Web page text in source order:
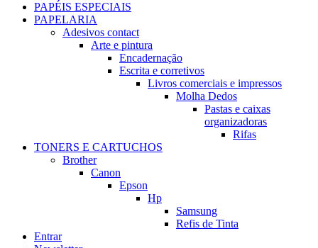
PAPÉIS ESPECIAIS
PAPELARIA
Adesivos contact
Arte e pintura
Encadernação
Escrita e corretivos
Livros comerciais e impressos
Molha Dedos
Pastas e caixas
organizadoras
Rifas
TONERS E CARTUCHOS
Brother
Canon
Epson
Hp
Samsung
Refis de Tinta
Entrar